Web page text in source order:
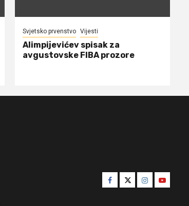
Svjetsko prvenstvo Vijesti
Alimpijevićev spisak za
avgustovske FIBA prozore
Facebook
TwitterInstagram
Youtube